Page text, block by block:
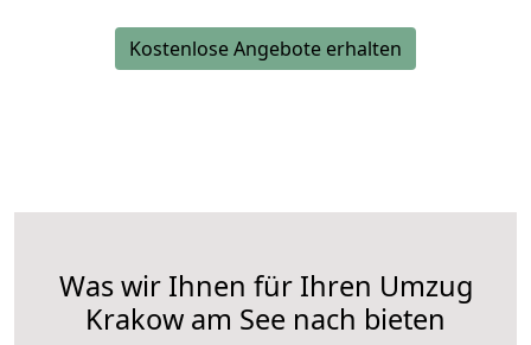
Kostenlose Angebote erhalten
Was wir Ihnen für Ihren Umzug
Krakow am See nach bieten